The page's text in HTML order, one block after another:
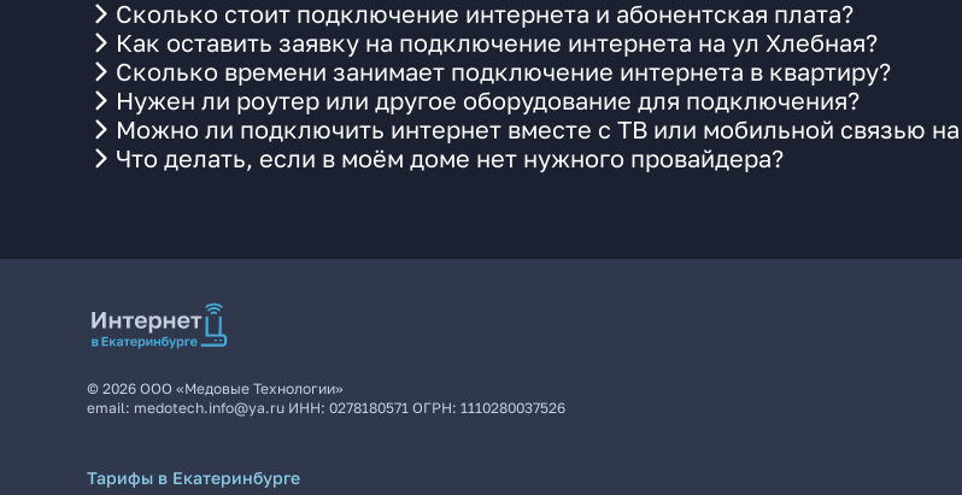
Сколько стоит подключение интернета и абонентская плата?
Как оставить заявку на подключение интернета на ул Хлебная?
Сколько времени занимает подключение интернета в квартиру?
Нужен ли роутер или другое оборудование для подключения?
Можно ли подключить интернет вместе с ТВ или мобильной связью
Что делать, если в моём доме нет нужного провайдера?
© 2026 ООО «Медовые Технологии»
email: medotech.info@ya.ru ИНН: 0278180571 ОГРН: 1110280037526
Тарифы в Екатеринбурге